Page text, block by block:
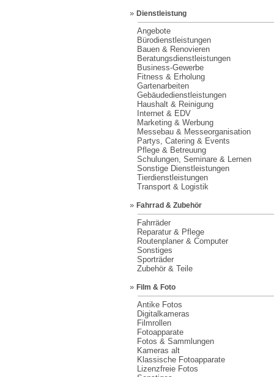
» Dienstleistung
Angebote
Bürodienstleistungen
Bauen & Renovieren
Beratungsdienstleistungen
Business-Gewerbe
Fitness & Erholung
Gartenarbeiten
Gebäudedienstleistungen
Haushalt & Reinigung
Internet & EDV
Marketing & Werbung
Messebau & Messeorganisation
Partys, Catering & Events
Pflege & Betreuung
Schulungen, Seminare & Lernen
Sonstige Dienstleistungen
Tierdienstleistungen
Transport & Logistik
» Fahrrad & Zubehör
Fahrräder
Reparatur & Pflege
Routenplaner & Computer
Sonstiges
Sporträder
Zubehör & Teile
» Film & Foto
Antike Fotos
Digitalkameras
Filmrollen
Fotoapparate
Fotos & Sammlungen
Kameras alt
Klassische Fotoapparate
Lizenzfreie Fotos